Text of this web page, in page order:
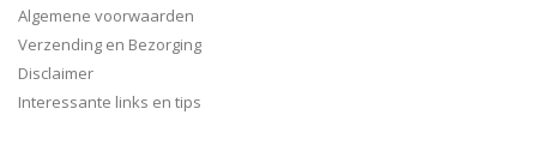
Algemene voorwaarden
Verzending en Bezorging
Disclaimer
Interessante links en tips